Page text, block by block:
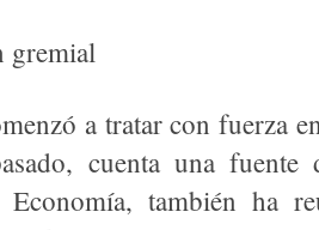
gremial
a tratar con fuerza
cuenta una
también ha